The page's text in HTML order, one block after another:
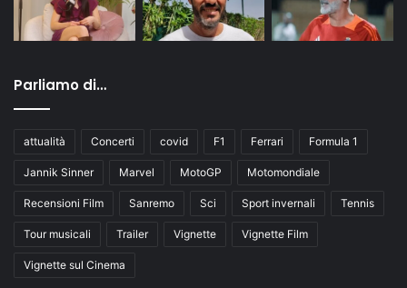
Parliamo di…
attualità Concerti covid F1 Ferrari Formula 1
Jannik Sinner Marvel MotoGP Motomondiale
Recensioni Film Sanremo Sci Sport invernali Tennis
Tour musicali Trailer Vignette Vignette Film
Vignette sul Cinema